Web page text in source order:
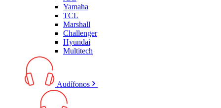
Yamaha
TCL
Marshall
Challenger
Hyundai
Multitech
Audífonos